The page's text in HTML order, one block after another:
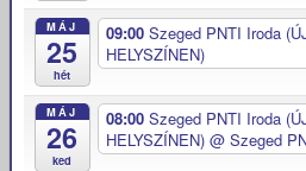
MÁJ
25
hét
09:00 Szeged PNTI Iroda
HELYSZÍNEN)
MÁJ
26
ked
08:00 Szeged PNTI Iroda
HELYSZÍNEN) @ Szeged